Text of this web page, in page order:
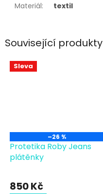
Související produkty
Sleva
–26 %
Protetika Roby Jeans
plátěnky
850 Kč
Materiál: textil